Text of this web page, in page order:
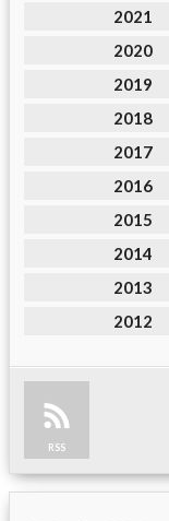
2021
2020
2019
2018
2017
2016
2015
2014
2013
2012
RSS